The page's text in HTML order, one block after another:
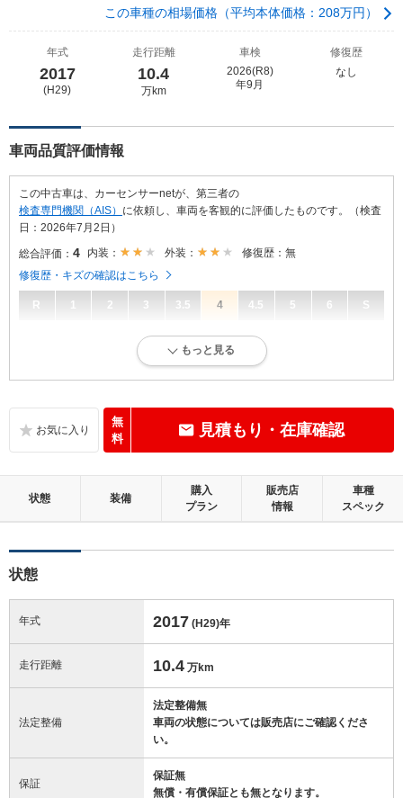
この車種の相場価格（平均本体価格：208万円）
年式
2017
(H29)
走行距離
10.4
万km
車検
2026(R8)
年9月
修復歴
なし
車両品質評価情報
この中古車は、カーセンサーnetが、第三者の
検査専門機関（AIS） に依頼し、車両を客観的に評価したものです。（検査
日：2026年7月2日）
総合評価： 4 内装： 外装：
修復歴：無
修復歴・キズの確認はこちら
R 1 2 3 3.5 4 4.5 5 6 S
内外装に目立たない多少のキズ、ヘコミが認められる状態です。
標準的に使用されていて、多少のコゲ、スレ、キズがあります。
修復歴：無
もっと見る
無
料
見積もり・在庫確認
状態 装備
購入
プラン
販売店
情報
車種
スペック
状態
年式 2017 (H29)年
走行距離 10.4 万km
法定整備
法定整備無
車両の状態については販売店にご確認くださ
い。
保証
保証無
無償・有償保証とも無となります。